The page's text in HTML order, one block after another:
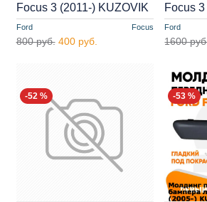
Ford Focus
Focus 3 (2011-) KUZOVIK
800 руб. 400 руб.
Ford
Focus
1600
-52 % -53 %